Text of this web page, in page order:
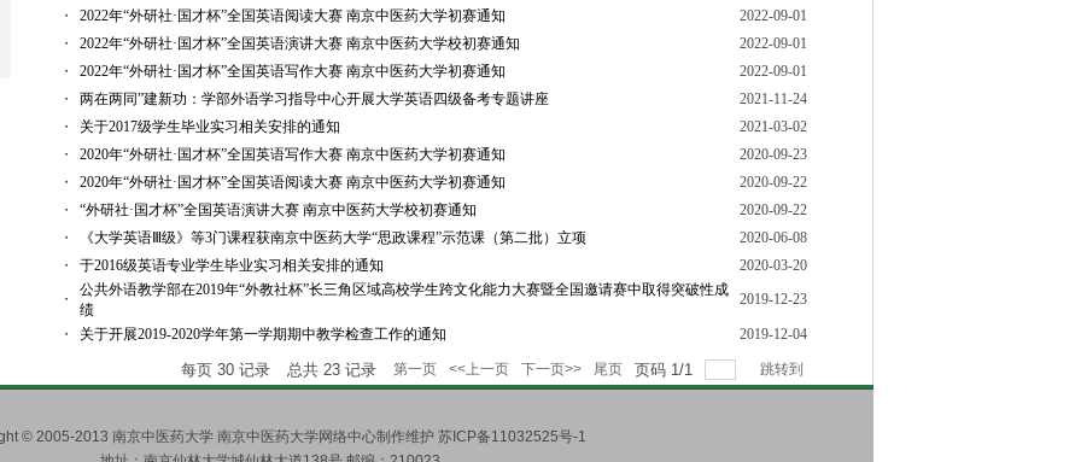
・
2022年“外研社·国才杯”全国英语阅读大赛 南京中医药大学初赛通知
2022-09-01
・
2022年“外研社·国才杯”全国英语演讲大赛 南京中医药大学校初赛通知
2022-09-01
・
2022年“外研社·国才杯”全国英语写作大赛 南京中医药大学初赛通知
2022-09-01
・
两在两同”建新功：学部外语学习指导中心开展大学英语四级备考专题讲座
2021-11-24
・
关于2017级学生毕业实习相关安排的通知
2021-03-02
・
2020年“外研社·国才杯”全国英语写作大赛 南京中医药大学初赛通知
2020-09-23
・
2020年“外研社·国才杯”全国英语阅读大赛 南京中医药大学初赛通知
2020-09-22
・
“外研社·国才杯”全国英语演讲大赛 南京中医药大学校初赛通知
2020-09-22
・
《大学英语Ⅲ级》等3门课程获南京中医药大学“思政课程”示范课（第二批）立项
2020-06-08
・
于2016级英语专业学生毕业实习相关安排的通知
2020-03-20
・
公共外语教学部在2019年“外教社杯”长三角区域高校学生跨文化能力大赛暨全国邀请赛中取得突破性成
绩
2019-12-23
・ 关于开展2019-2020学年第一学期期中教学检查工作的通知 2019-12-04
每页 30 记录 总共 23 记录 第一页 <<上一页 下一页>> 尾页 页码 1/1 跳转到
© 2005-2013 南京中医药大学 南京中医药大学网络中心制作维护 苏ICP备11032525号-1